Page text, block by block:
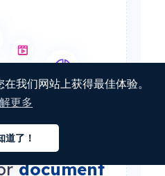
我们网站上获得最佳体验。
更多
道了！
document